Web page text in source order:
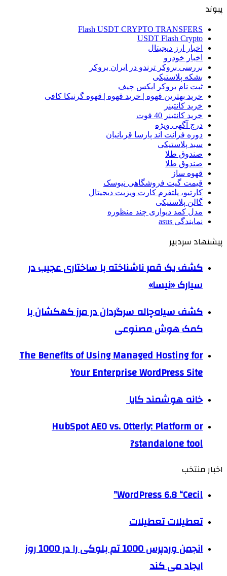
پیوند
Flash USDT CRYPTO TRANSFERS
USDT Flash Crypto
اخبار ارز دیجیتال
اخبار خودرو
بررسی بروکر ترندو در ایران بروکر
بشکه پلاستیکی
ثبت نام بروکر ایکس چیف
خرید بهترین قهوه | خرید قهوه | قهوه گرنیکا کافی
خرید کانتینر
خرید کانتینر 40 فوت
درج آگهی ویژه
دوره فرانت اند پارسا قربانیان
سبد پلاستیکی
صندوق طلا
صندوق طلا
قهوه ساز
قیمت گیت فروشگاهی نیوسک
کارتیو، پلتفرم کارت ویزیت دیجیتال
گالن پلاستیکی
مدل کمد دیواری چند منظوره
نمایندگی asus
پیشنهاد سردبیر
کشف یک قمر ناشناخته با ساختاری عجیب در
سیارک «نیسا»
کشف سیاه‌چاله سرگردان در مرز کهکشان با
کمک هوش مصنوعی
The Benefits of Using Managed Hosting for
Your Enterprise WordPress Site
خانه هوشمند کایا
HubSpot AEO vs. Otterly: Platform or
standalone tool?
اخبار منتخب
WordPress 6.8 “Cecil”
تعطیلات تعطیلات
انجمن وردپرس 1000 تم بلوکی را در 1000 روز
ایجاد می کند